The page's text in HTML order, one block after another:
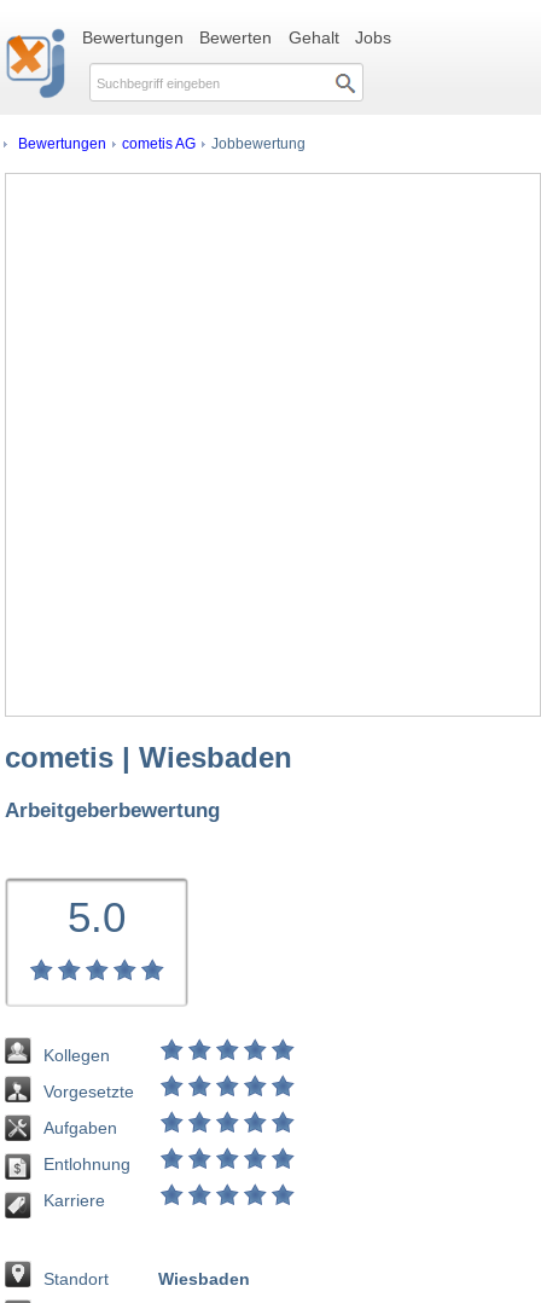
Bewertungen Bewerten Gehalt Jobs
Bewertungen cometis AG Jobbewertung
cometis | Wiesbaden
Arbeitgeberbewertung
5.0
Kollegen
Vorgesetzte
Aufgaben
Entlohnung
Karriere
Standort
Wiesbaden